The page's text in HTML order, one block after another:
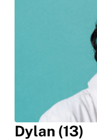
Dylan (13)